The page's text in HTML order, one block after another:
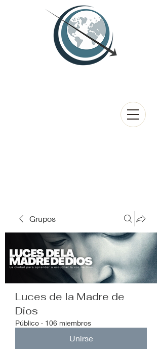
Grupos
Luces de la Madre de
Dios
Público · 106 miembros
Unirse